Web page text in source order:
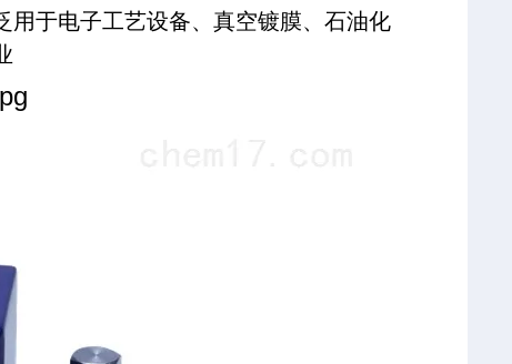
用于电子工艺设备、真空镀膜、石油化